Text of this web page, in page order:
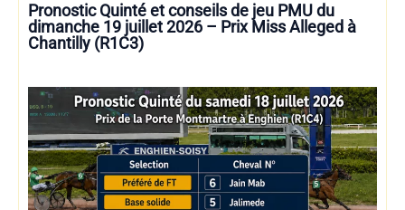
Pronostic Quinté et conseils de jeu PMU du
dimanche 19 juillet 2026 – Prix Miss Alleged à
Chantilly (R1C3)